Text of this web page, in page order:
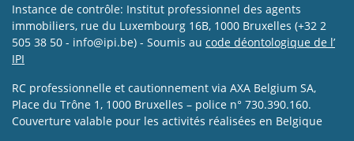
Instance de contrôle: Institut professionnel des agents
immobiliers, rue du Luxembourg 16B, 1000 Bruxelles (+32 2
505 38 50 - info@ipi.be) - Soumis au code déontologique de l’
IPI
RC professionnelle et cautionnement via AXA Belgium SA,
Place du Trône 1, 1000 Bruxelles – police n° 730.390.160.
Couverture valable pour les activités réalisées en Belgique